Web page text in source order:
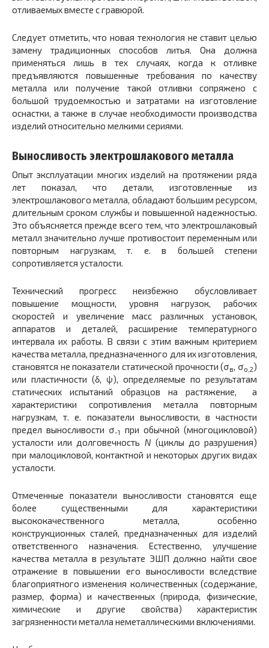
отливаемых вместе с гравюрой.
Следует отметить, что новая технология не ставит целью
замену традиционных способов литья. Она должна
применяться лишь в тех случаях, когда к отливке
предъявляются повышенные требования по качеству
металла или получение такой отливки сопряжено с
большой трудоемкостью и затратами на изготовление
оснастки, а также в случае необходимости производства
изделий относительно мелкими сериями.
Выносливость электрошлакового металла
Опыт эксплуатации многих изделий на протяжении ряда
лет показал, что детали, изготовленные из
электрошлакового металла, обладают большим ресурсом,
длительным сроком службы и повышенной надежностью.
Это объясняется прежде всего тем, что электрошлаковый
металл значительно лучше противостоит переменным или
повторным нагрузкам, т. е. в большей степени
сопротивляется усталости.
Технический прогресс неизбежно обусловливает
повышение мощности, уровня нагрузок, рабочих
скоростей и увеличение масс различных установок,
аппаратов и деталей, расширение температурного
интервала их работы. В связи с этим важным критерием
качества металла, предназначенного для их изготовления,
становятся не показатели статической прочности (σв, σо,2)
или пластичности (δ, ψ), определяемые по результатам
статических испытаний образцов на растяжение, а
характеристики сопротивления металла повторным
нагрузкам, т. е. показатели выносливости, в частности
предел выносливости σ-1 при обычной (многоцикловой)
усталости или долговечность N (циклы до разрушения)
при малоцикловой, контактной и некоторых других видах
усталости.
Отмеченные показатели выносливости становятся еще
более существенными для характеристики
высококачественного металла, особенно
конструкционных сталей, предназначенных для изделий
ответственного назначения. Естественно, улучшение
качества металла в результате ЭШП должно найти свое
отражение в повышении его выносливости вследствие
благоприятного изменения количественных (содержание,
размер, форма) и качественных (природа, физические,
химические и другие свойства) характеристик
загрязненности металла неметаллическими включениями.